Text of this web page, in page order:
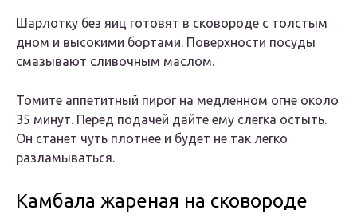
Шарлотку без яиц готовят в сковороде с толстым
дном и высокими бортами. Поверхности посуды
смазывают сливочным маслом.
Томите аппетитный пирог на медленном огне около
35 минут. Перед подачей дайте ему слегка остыть.
Он станет чуть плотнее и будет не так легко
разламываться.
Камбала жареная на сковороде